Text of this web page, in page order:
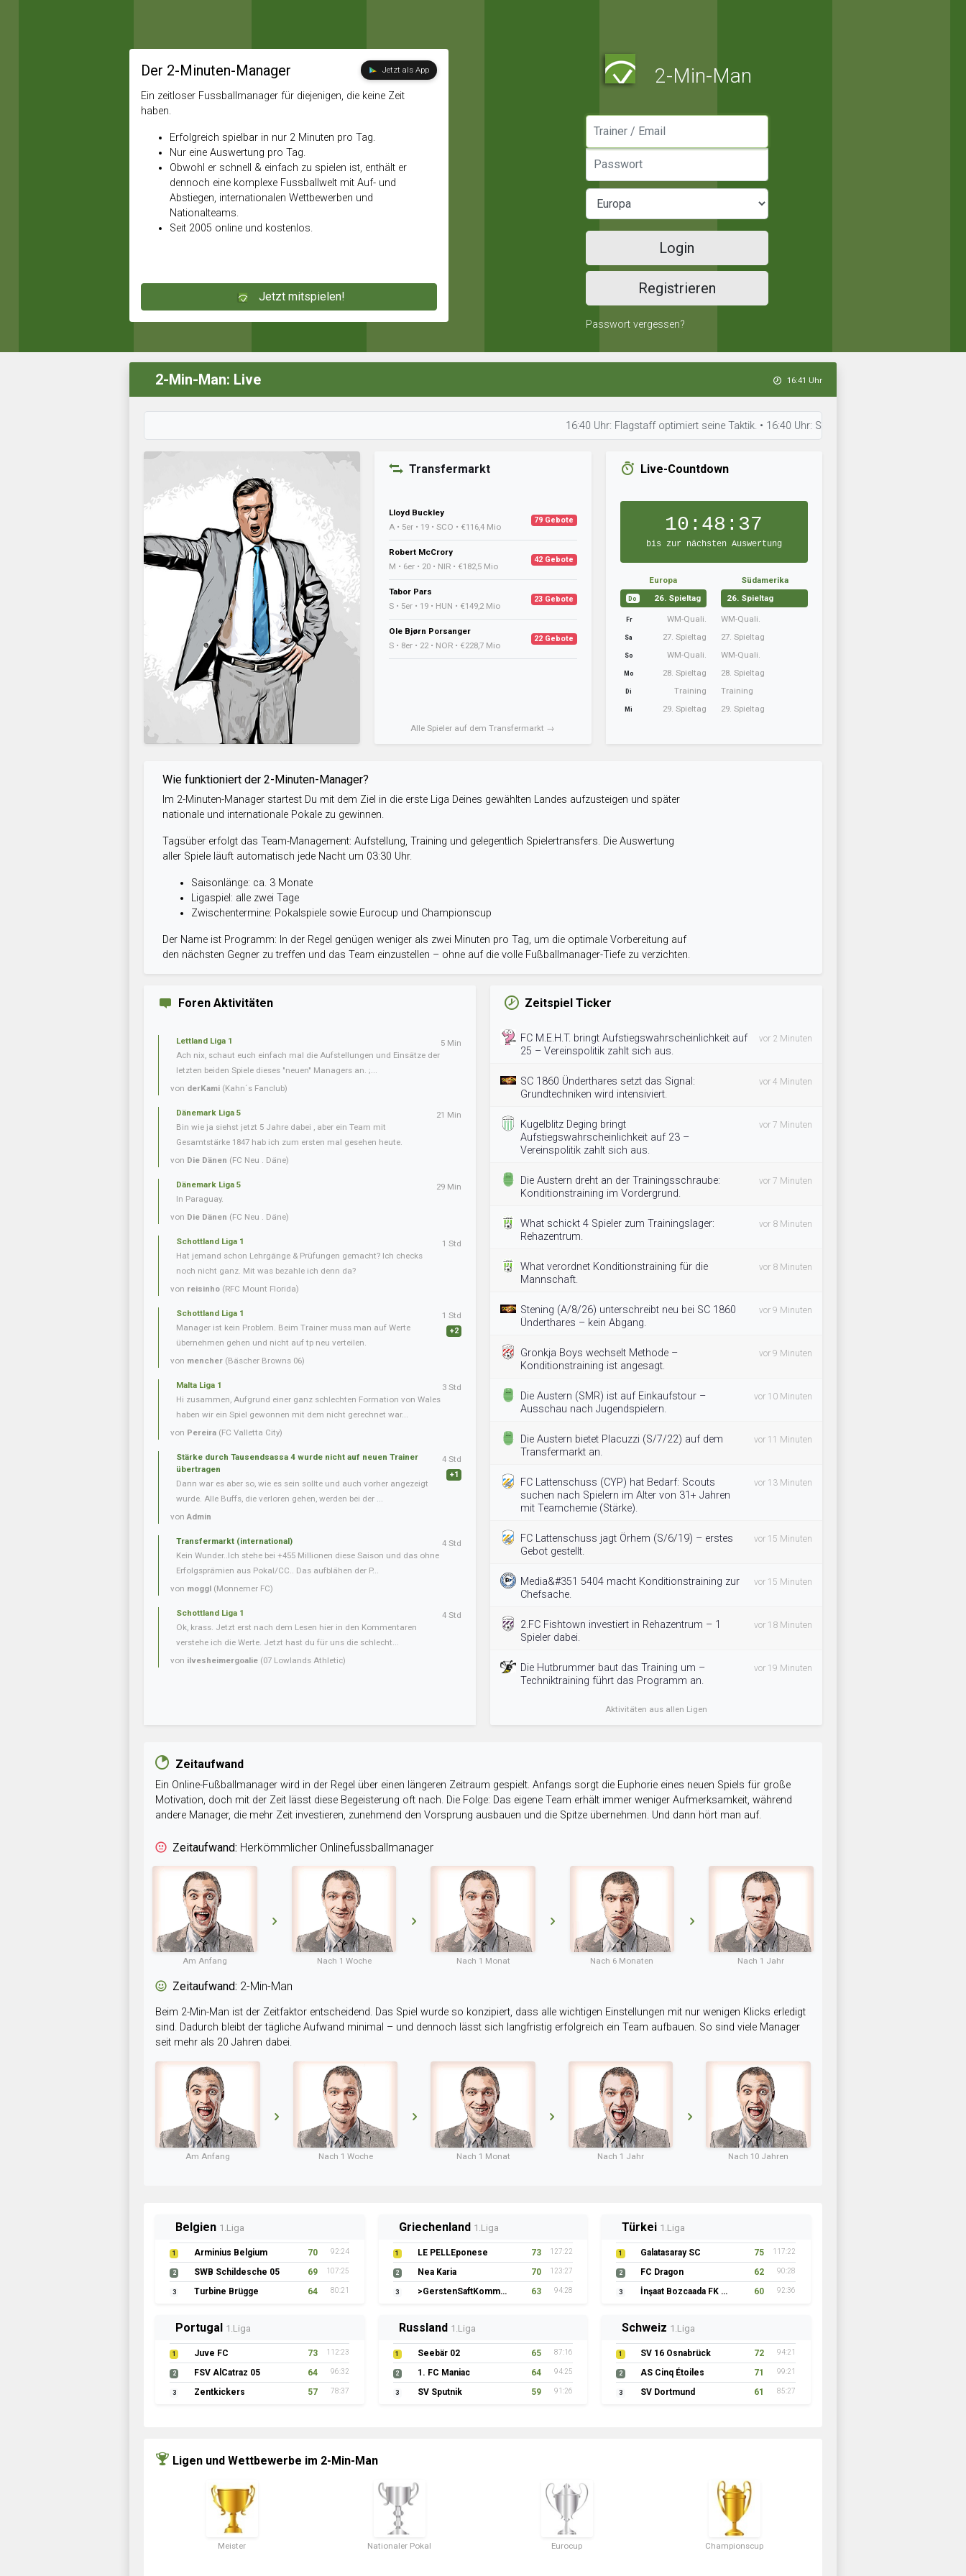
Der 2-Minuten-Manager Jetzt als App
Ein zeitloser Fussballmanager für diejenigen, die keine Zeit
haben.
Erfolgreich spielbar in nur 2 Minuten pro Tag.
Nur eine Auswertung pro Tag.
Obwohl er schnell & einfach zu spielen ist, enthält er
dennoch eine komplexe Fussballwelt mit Auf- und
Abstiegen, internationalen Wettbewerben und
Nationalteams.
Seit 2005 online und kostenlos.
Jetzt mitspielen!
2-Min-Man
Login
Registrieren
Passwort vergessen?
2-Min-Man: Live 16:41 Uhr
16:40 Uhr: Flagstaff optimiert seine Taktik. • 16:40 Uhr: SK Sawodski arbeitet an der
Transfermarkt
Lloyd Buckley
A • 5er • 19 • SCO • €116,4 Mio
79 Gebote
Robert McCrory
M • 6er • 20 • NIR • €182,5 Mio
42 Gebote
Tabor Pars
S • 5er • 19 • HUN • €149,2 Mio
23 Gebote
Ole Bjørn Porsanger
S • 8er • 22 • NOR • €228,7 Mio
22 Gebote
Alle Spieler auf dem Transfermarkt →
Live-Countdown
10:48:36
bis zur nächsten Auswertung
Europa
Do 26. Spieltag
Fr WM-Quali.
Sa 27. Spieltag
So WM-Quali.
Mo 28. Spieltag
Di Training
Mi 29. Spieltag
Südamerika
26. Spieltag
WM-Quali.
27. Spieltag
WM-Quali.
28. Spieltag
Training
29. Spieltag
Wie funktioniert der 2-Minuten-Manager?
Im 2-Minuten-Manager startest Du mit dem Ziel in die erste Liga Deines gewählten Landes aufzusteigen und später
nationale und internationale Pokale zu gewinnen.
Tagsüber erfolgt das Team-Management: Aufstellung, Training und gelegentlich Spielertransfers. Die Auswertung
aller Spiele läuft automatisch jede Nacht um 03:30 Uhr.
Saisonlänge: ca. 3 Monate
Ligaspiel: alle zwei Tage
Zwischentermine: Pokalspiele sowie Eurocup und Championscup
Der Name ist Programm: In der Regel genügen weniger als zwei Minuten pro Tag, um die optimale Vorbereitung auf
den nächsten Gegner zu treffen und das Team einzustellen – ohne auf die volle Fußballmanager-Tiefe zu verzichten.
Foren Aktivitäten
Lettland Liga 1
Ach nix, schaut euch einfach mal die Aufstellungen und Einsätze der
letzten beiden Spiele dieses "neuen" Managers an. ;...
von derKami (Kahn´s Fanclub)
5 Min
Dänemark Liga 5
Bin wie ja siehst jetzt 5 Jahre dabei , aber ein Team mit
Gesamtstärke 1847 hab ich zum ersten mal gesehen heute.
von Die Dänen (FC Neu . Däne)
21 Min
Dänemark Liga 5
In Paraguay.
von Die Dänen (FC Neu . Däne)
29 Min
Schottland Liga 1
Hat jemand schon Lehrgänge & Prüfungen gemacht? Ich checks
noch nicht ganz. Mit was bezahle ich denn da?
von reisinho (RFC Mount Florida)
1 Std
Schottland Liga 1
Manager ist kein Problem. Beim Trainer muss man auf Werte
übernehmen gehen und nicht auf tp neu verteilen.
von mencher (Bäscher Browns 06)
1 Std
+2
Malta Liga 1
Hi zusammen, Aufgrund einer ganz schlechten Formation von Wales
haben wir ein Spiel gewonnen mit dem nicht gerechnet war...
von Pereira (FC Valletta City)
3 Std
Stärke durch Tausendsassa 4 wurde nicht auf neuen Trainer
übertragen
Dann war es aber so, wie es sein sollte und auch vorher angezeigt
wurde. Alle Buffs, die verloren gehen, werden bei der ...
vonAdmin
4 Std
+1
Transfermarkt (international)
Kein Wunder..Ich stehe bei +455 Millionen diese Saison und das ohne
Erfolgsprämien aus Pokal/CC.. Das aufblähen der P...
von moggl (Monnemer FC)
4 Std
Schottland Liga 1
Ok, krass. Jetzt erst nach dem Lesen hier in den Kommentaren
verstehe ich die Werte. Jetzt hast du für uns die schlecht...
von ilvesheimergoalie (07 Lowlands Athletic)
4 Std
Zeitspiel Ticker
FC M.E.H.T. bringt Aufstiegswahrscheinlichkeit auf
25 – Vereinspolitik zahlt sich aus.
vor 2 Minuten
SC 1860 Ünderthares setzt das Signal:
Grundtechniken wird intensiviert.
vor 4 Minuten
Kugelblitz Deging bringt
Aufstiegswahrscheinlichkeit auf 23 –
Vereinspolitik zahlt sich aus.
vor 7 Minuten
Die Austern dreht an der Trainingsschraube:
Konditionstraining im Vordergrund.
vor 7 Minuten
What schickt 4 Spieler zum Trainingslager:
Rehazentrum.
vor 8 Minuten
What verordnet Konditionstraining für die
Mannschaft.
vor 8 Minuten
Stening (A/8/26) unterschreibt neu bei SC 1860
Ünderthares – kein Abgang.
vor 9 Minuten
Gronkja Boys wechselt Methode –
Konditionstraining ist angesagt.
vor 9 Minuten
Die Austern (SMR) ist auf Einkaufstour –
Ausschau nach Jugendspielern.
vor 10 Minuten
Die Austern bietet Placuzzi (S/7/22) auf dem
Transfermarkt an.
vor 11 Minuten
FC Lattenschuss (CYP) hat Bedarf: Scouts
suchen nach Spielern im Alter von 31+ Jahren
mit Teamchemie (Stärke).
vor 13 Minuten
FC Lattenschuss jagt Örhem (S/6/19) – erstes
Gebot gestellt.
vor 15 Minuten
Media&#351 5404 macht Konditionstraining zur
Chefsache.
vor 15 Minuten
2.FC Fishtown investiert in Rehazentrum – 1
Spieler dabei.
vor 18 Minuten
Die Hutbrummer baut das Training um –
Techniktraining führt das Programm an.
vor 19 Minuten
Aktivitäten aus allen Ligen
Zeitaufwand
Ein Online-Fußballmanager wird in der Regel über einen längeren Zeitraum gespielt. Anfangs sorgt die Euphorie eines neuen Spiels für große
Motivation, doch mit der Zeit lässt diese Begeisterung oft nach. Die Folge: Das eigene Team erhält immer weniger Aufmerksamkeit, während
andere Manager, die mehr Zeit investieren, zunehmend den Vorsprung ausbauen und die Spitze übernehmen. Und dann hört man auf.
Zeitaufwand: Herkömmlicher Onlinefussballmanager
Am Anfang Nach 1 Woche Nach 1 Monat Nach 6 Monaten Nach 1 Jahr
Zeitaufwand: 2-Min-Man
Beim 2-Min-Man ist der Zeitfaktor entscheidend. Das Spiel wurde so konzipiert, dass alle wichtigen Einstellungen mit nur wenigen Klicks erledigt
sind. Dadurch bleibt der tägliche Aufwand minimal – und dennoch lässt sich langfristig erfolgreich ein Team aufbauen. So sind viele Manager
seit mehr als 20 Jahren dabei.
Am Anfang Nach 1 Woche Nach 1 Monat Nach 1 Jahr Nach 10 Jahren
Belgien 1.Liga
1 Arminius Belgium 70 92:24
2 SWB Schildesche 05 69 107:25
3 Turbine Brügge 64 80:21
Griechenland 1.Liga
1 LE PELLEponese 73 127:22
2 Nea Karia 70 123:27
3 >GerstenSaftKommando 63 94:28
Türkei 1.Liga
1 Galatasaray SC 75 117:22
2 FC Dragon 62 90:28
3 İnşaat Bozcaada FK 1957 60 92:36
Portugal 1.Liga
1 Juve FC 73 112:23
2 FSV AlCatraz 05 64 96:32
3 Zentkickers 57 78:37
Russland 1.Liga
1 Seebär 02 65 87:16
2 1. FC Maniac 64 94:25
3 SV Sputnik 59 91:26
Schweiz 1.Liga
1 SV 16 Osnabrück 72 94:21
2 AS Cinq Étoiles 71 99:21
3 SV Dortmund 61 85:27
Ligen und Wettbewerbe im 2-Min-Man
Meister Nationaler Pokal Eurocup Championscup